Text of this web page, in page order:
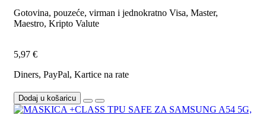
Gotovina, pouzeće, virman i jednokratno Visa, Master,
Maestro, Kripto Valute
5,97 €
Diners, PayPal, Kartice na rate
Dodaj u košaricu